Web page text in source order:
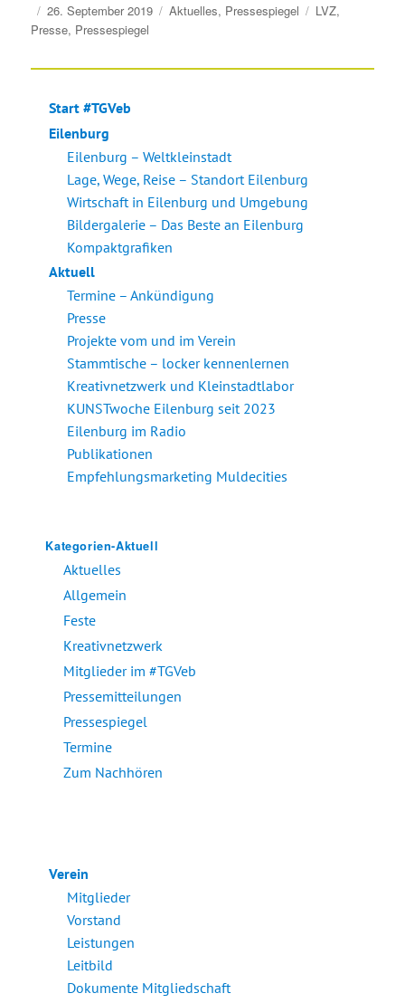
Veröffentlicht
am
26. September 2019 Kategorien
Aktuelles, Pressespiegel Schlagwörter
LVZ,
Presse, Pressespiegel
Start #TGVeb
Eilenburg
Eilenburg – Weltkleinstadt
Lage, Wege, Reise – Standort Eilenburg
Wirtschaft in Eilenburg und Umgebung
Bildergalerie – Das Beste an Eilenburg
Kompaktgrafiken
Aktuell
Termine – Ankündigung
Presse
Projekte vom und im Verein
Stammtische – locker kennenlernen
Kreativnetzwerk und Kleinstadtlabor
KUNSTwoche Eilenburg seit 2023
Eilenburg im Radio
Publikationen
Empfehlungsmarketing Muldecities
Kategorien-Aktuell
Aktuelles
Allgemein
Feste
Kreativnetzwerk
Mitglieder im #TGVeb
Pressemitteilungen
Pressespiegel
Termine
Zum Nachhören
Verein
Mitglieder
Vorstand
Leistungen
Leitbild
Dokumente Mitgliedschaft